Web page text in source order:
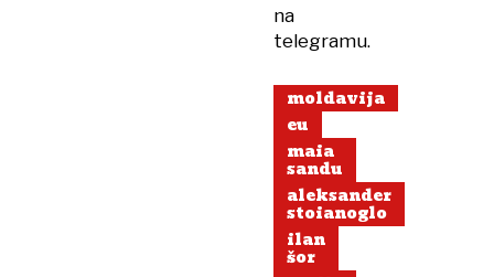
na
telegramu.
moldavija
eu
maia
sandu
aleksander
stoianoglo
ilan
šor